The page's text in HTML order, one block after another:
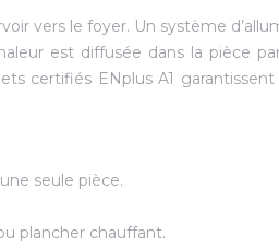
vers le foyer. Un système
est diffusée dans la pièce
certifiés ENplus A1
seule pièce.
plancher chauffant.